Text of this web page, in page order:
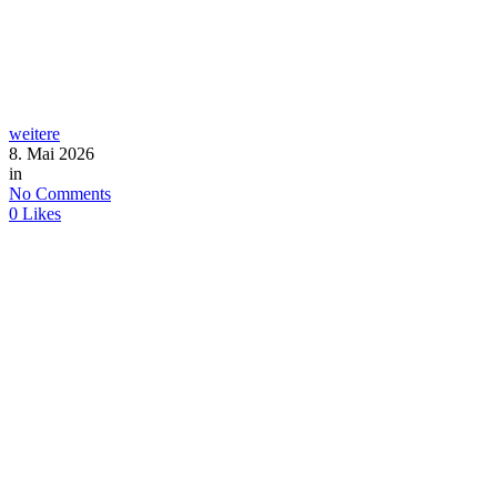
weitere
8. Mai 2026
in
No Comments
0 Likes